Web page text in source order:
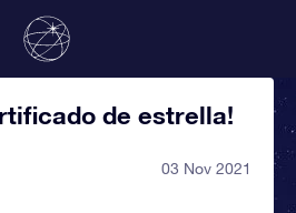
de estrella!
03 Nov 2021